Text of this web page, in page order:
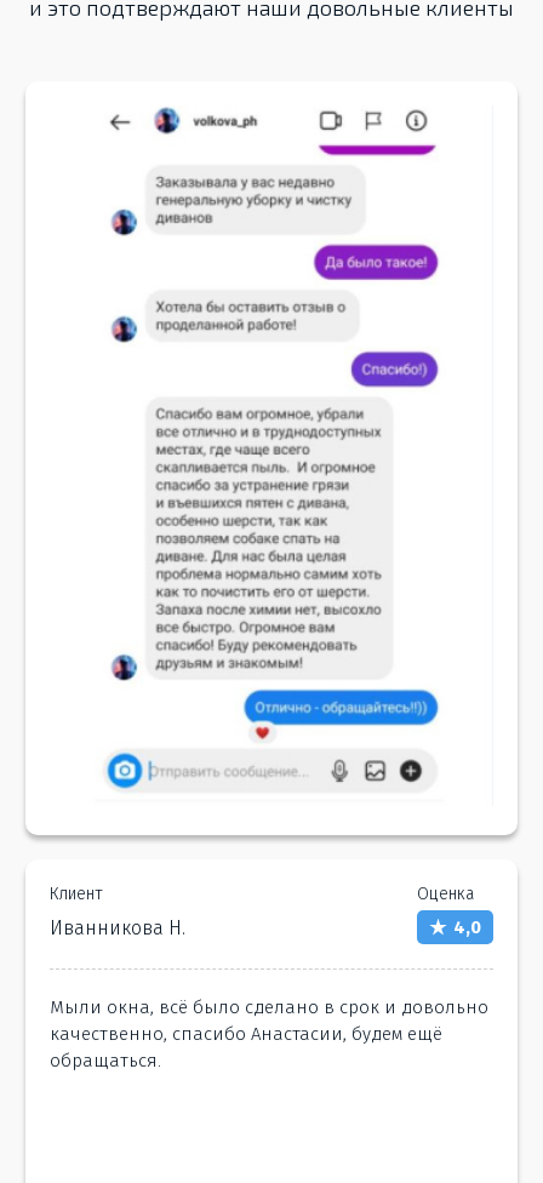
и это подтверждают наши довольные клиенты
Клиент
Иванникова Н.
Оценка
4,0
Мыли окна, всё было сделано в срок и довольно
качественно, спасибо Анастасии, будем ещё
обращаться.